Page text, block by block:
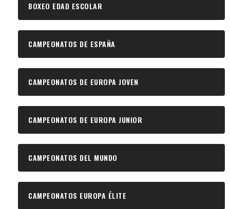
BOXEO EDAD ESCOLAR
CAMPEONATOS DE ESPAÑA
CAMPEONATOS DE EUROPA JOVEN
CAMPEONATOS DE EUROPA JUNIOR
CAMPEONATOS DEL MUNDO
CAMPEONATOS EUROPA ÉLITE